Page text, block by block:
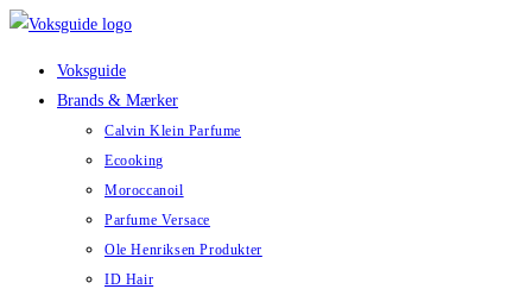
Skip
Voksguide
Brands & Mærker
Calvin Klein Parfume
Ecooking
Moroccanoil
Parfume Versace
Ole Henriksen Produkter
ID Hair